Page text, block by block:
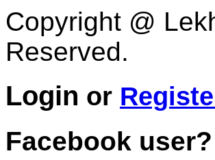
Copyright @
Reserved.
Login or
Facebook user?